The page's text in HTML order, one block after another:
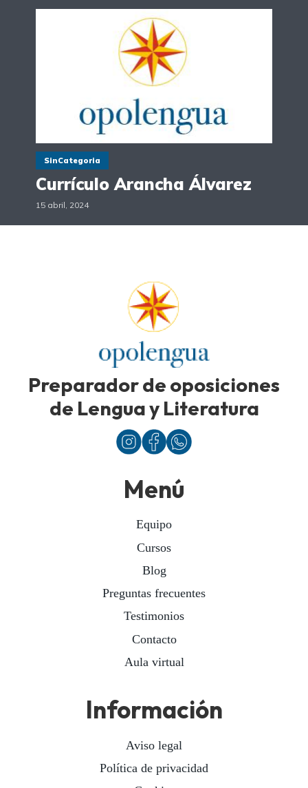
SinCategoria
Currículo Arancha Álvarez
15 abril, 2024
Preparador de oposiciones
de Lengua y Literatura
Menú
Equipo
Cursos
Blog
Preguntas frecuentes
Testimonios
Contacto
Aula virtual
Información
Aviso legal
Política de privacidad